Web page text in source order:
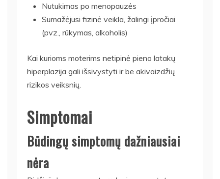
Nutukimas po menopauzės
Sumažėjusi fizinė veikla, žalingi įpročiai
(pvz., rūkymas, alkoholis)
Kai kurioms moterims netipinė pieno latakų
hiperplazija gali išsivystyti ir be akivaizdžių
rizikos veiksnių.
Simptomai
Būdingų simptomų dažniausiai
nėra